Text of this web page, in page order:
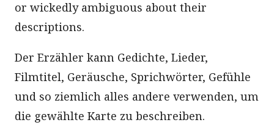
or wickedly ambiguous about their
descriptions.
Der Erzähler kann Gedichte, Lieder,
Filmtitel, Geräusche, Sprichwörter, Gefühle
und so ziemlich alles andere verwenden, um
die gewählte Karte zu beschreiben.